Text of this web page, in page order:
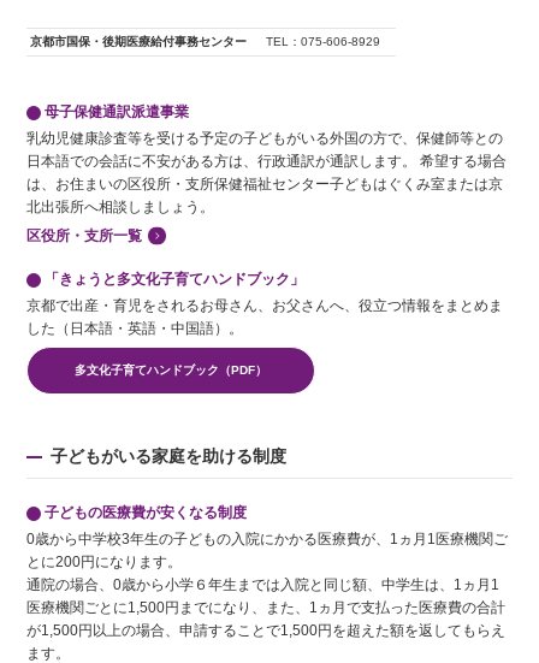
京都市国保・後期医療給付事務センター TEL：075-606-8929
母子保健通訳派遣事業
乳幼児健康診査等を受ける予定の子どもがいる外国の方で、保健師等との
日本語での会話に不安がある方は、行政通訳が通訳します。 希望する場合
は、お住まいの区役所・支所保健福祉センター子どもはぐくみ室または京
北出張所へ相談しましょう。
区役所・支所一覧
「きょうと多文化子育てハンドブック」
京都で出産・育児をされるお母さん、お父さんへ、役立つ情報をまとめま
した（日本語・英語・中国語）。
多文化子育てハンドブック（PDF）
子どもがいる家庭を助ける制度
子どもの医療費が安くなる制度
0歳から中学校3年生の子どもの入院にかかる医療費が、1ヵ月1医療機関ご
とに200円になります。
通院の場合、0歳から小学６年生までは入院と同じ額、中学生は、1ヵ月1
医療機関ごとに1,500円までになり、また、1ヵ月で支払った医療費の合計
が1,500円以上の場合、申請することで1,500円を超えた額を返してもらえ
ます。